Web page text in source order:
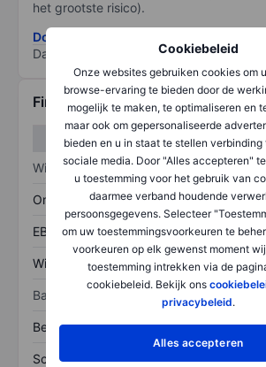
Cookiebeleid
Onze websites gebruiken cookies om
browse-ervaring te bieden door de
mogelijk te maken, te optimaliseren en
maar ook om gepersonaliseerde
bieden en u in staat te stellen verbinding
sociale media. Door "Alles accepteren"
u toestemming voor het gebruik van
daarmee verband houdende
persoonsgegevens. Selecteer
om uw toestemmingsvoorkeuren te
voorkeuren op elk gewenst moment
toestemming intrekken via de
cookiebeleid. Bekijk ons
privacybeleid.
Alles accepteren
het grootste risico).
Download de ESG-risicomethodologie
Data provided by
/
Financiële gegevens
Winst/verlies
Omzet
EBITDA
Winst
Balans
Bezittingen
Schulden